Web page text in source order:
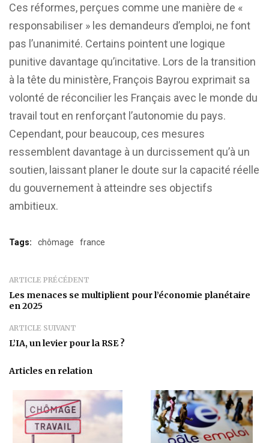
Ces réformes, perçues comme une manière de «
responsabiliser » les demandeurs d’emploi, ne font
pas l’unanimité. Certains pointent une logique
punitive davantage qu’incitative. Lors de la transition
à la tête du ministère, François Bayrou exprimait sa
volonté de réconcilier les Français avec le monde du
travail tout en renforçant l’autonomie du pays.
Cependant, pour beaucoup, ces mesures
ressemblent davantage à un durcissement qu’à un
soutien, laissant planer le doute sur la capacité réelle
du gouvernement à atteindre ses objectifs
ambitieux.
Tags: chômage france
ARTICLE PRÉCÉDENT
Les menaces se multiplient pour l’économie planétaire
en 2025
ARTICLE SUIVANT
L’IA, un levier pour la RSE ?
Articles en relation